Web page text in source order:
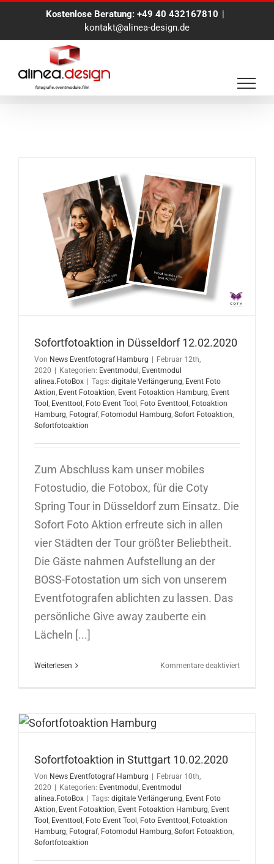
Kostenlose Beratung: +49 40 432167810 |
kontakt@alinea-design.de
Fotoaktion Hamburg
Sofortfotoaktion in Düsseldorf 12.02.2020
Von News Eventfotograf Hamburg
Februar 12th,
2020
Kategorien: Eventmodul , Eventmodul
alinea.FotoBox
Tags: digitale Verlängerung, Event Foto
Aktion, Event Fotoaktion, Event Fotoaktion Hamburg, Event
Tool , Eventtool , Foto Event Tool , Foto Eventtool , Fotoaktion
Hamburg, Fotograf, Fotomodul Hamburg, Sofort Fotoaktion,
Sofortfotoaktion
Zum Abschluss kam unser mobiles
Fotostudio, die Fotobox, für die Coty
Spring Tour in Düsseldorf zum Einsatz. Die
Sofort Foto Aktion erfreute sich in allen
vier Städten der Tour größter Beliebtheit.
Die Gäste nahmen Aufstellung an der
BOSS-Fotostation um sich von unserem
Eventfotografen ablichten zu lassen. Das
persönliche Give away zauberte ein
Lächeln [...]
Weiterlesen Kommentare deaktiviertfür
Sofortfotoaktion in Stuttgart 10.02.2020
Von News Eventfotograf Hamburg
Februar 10th,
2020
Kategorien: Eventmodul , Eventmodul
alinea.FotoBox
Tags: digitale Verlängerung, Event Foto
Aktion, Event Fotoaktion, Event Fotoaktion Hamburg, Event
Tool , Eventtool , Foto Event Tool , Foto Eventtool , Fotoaktion
Hamburg, Fotograf, Fotomodul Hamburg, Sofort Fotoaktion,
Sofortfotoaktion